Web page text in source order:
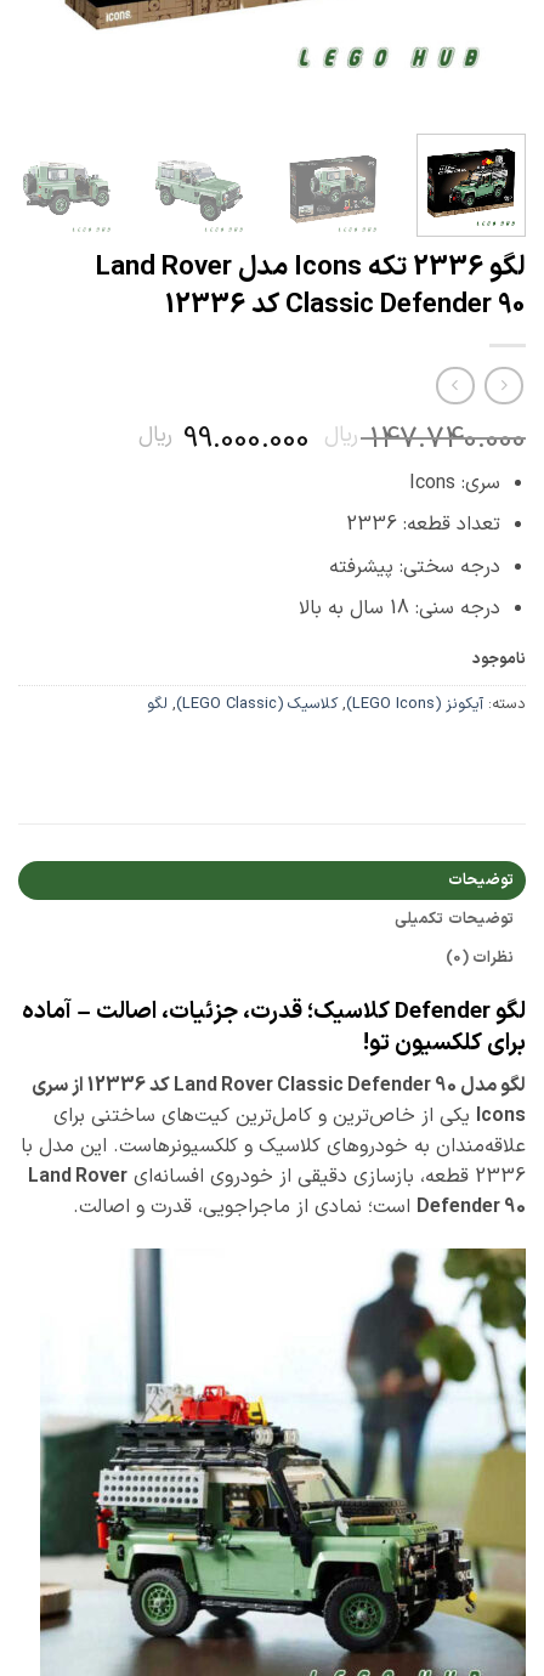
لگو 2336 تکه Icons مدل Land Rover
Classic Defender 90 کد 12336
147.740.000 ریال قیمت
99.000.000 ریالقیمت
سری: Icons
تعداد قطعه: 2336
درجه سختی: پیشرفته
درجه سنی: 18 سال به بالا
ناموجود
دسته:آیکونز (LEGO Icons) ,کلاسیک (LEGO Classic) ,لگو
توضیحات
توضیحات تکمیلی
نظرات (0)
لگو Defender کلاسیک؛ قدرت، جزئیات، اصالت – آماده
برای کلکسیون تو!
لگو مدل Land Rover Classic Defender 90 کد 12336 از سری
Iconsیکی از خاص‌ترین و کامل‌ترین کیت‌های ساختنی برای
علاقه‌مندان به خودروهای کلاسیک و کلکسیونرهاست. این مدل با
2336 قطعه، بازسازی دقیقی از خودروی افسانه‌ای
Land Rover
Defender 90است؛ نمادی از ماجراجویی، قدرت و اصالت.